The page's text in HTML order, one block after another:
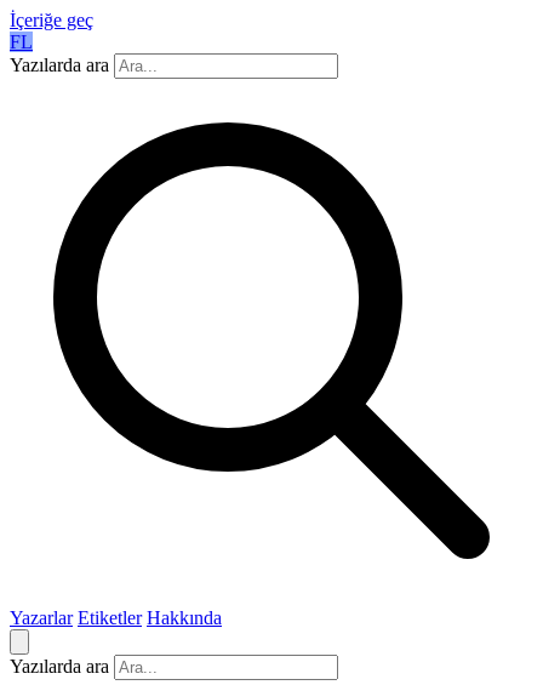
İçeriğe geç
FL
Yazılarda ara
Yazarlar Etiketler Hakkında
Yazılarda ara